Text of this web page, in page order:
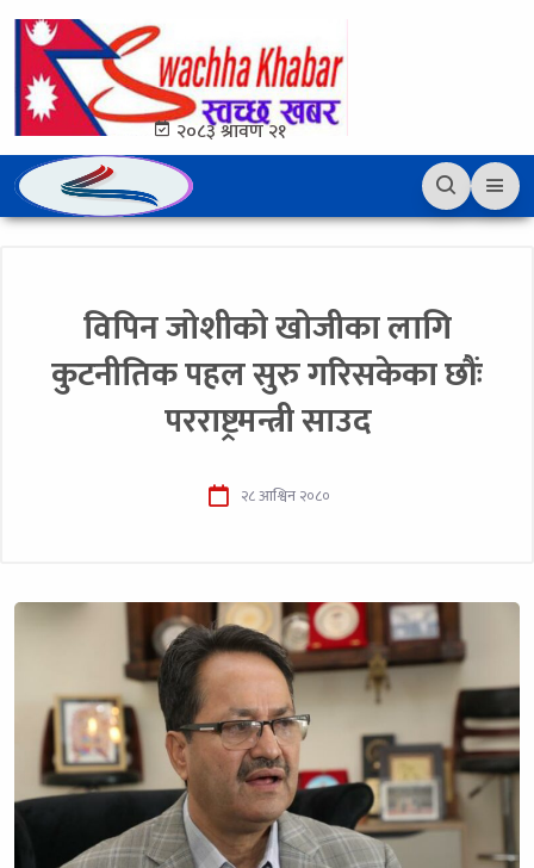
२०८३ श्रावण २१
विपिन जोशीको खोजीका लागि
कुटनीतिक पहल सुरु गरिसकेका छौंः
परराष्ट्रमन्त्री साउद
२८ आश्विन २०८०